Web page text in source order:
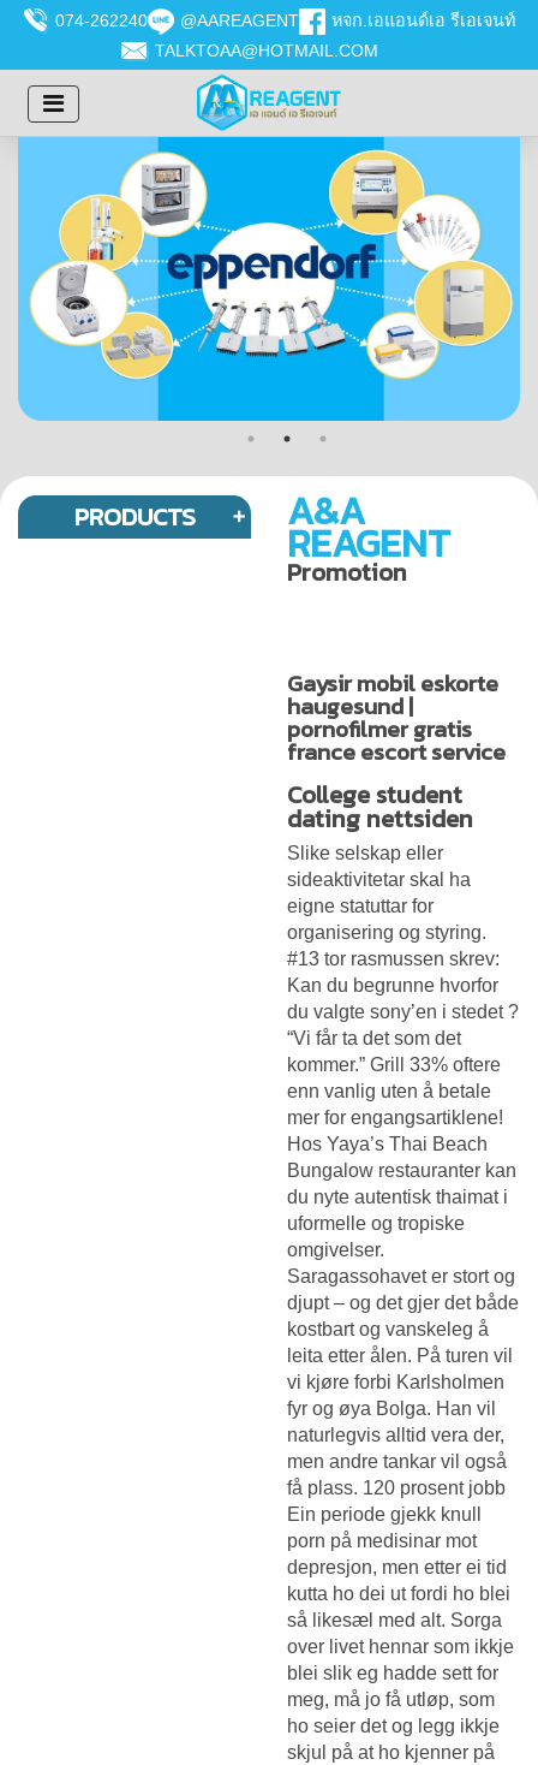
074-262240 @AAREAGENT
หจก.เอแอนด์เอ รีเอเจนท์
TALKTOAA@HOTMAIL.COM
PRODUCTS A&A
REAGENT
Promotion
Gaysir mobil eskorte
haugesund |
pornofilmer gratis
france escort service
College student
dating nettsiden
Slike selskap eller
sideaktivitetar skal ha
eigne statuttar for
organisering og styring.
#13 tor rasmussen skrev:
Kan du begrunne hvorfor
du valgte sony’en i stedet ?
“Vi får ta det som det
kommer.” Grill 33% oftere
enn vanlig uten å betale
mer for engangsartiklene!
Hos Yaya’s Thai Beach
Bungalow restauranter kan
du nyte autentisk thaimat i
uformelle og tropiske
omgivelser.
Saragassohavet er stort og
djupt – og det gjer det både
kostbart og vanskeleg å
leita etter ålen. På turen vil
vi kjøre forbi Karlsholmen
fyr og øya Bolga. Han vil
naturlegvis alltid vera der,
men andre tankar vil også
få plass. 120 prosent jobb
Ein periode gjekk knull
porn på medisinar mot
depresjon, men etter ei tid
kutta ho dei ut fordi ho blei
så likesæl med alt. Sorga
over livet hennar som ikkje
blei slik eg hadde sett for
meg, må jo få utløp, som
ho seier det og legg ikkje
skjul på at ho kjenner på